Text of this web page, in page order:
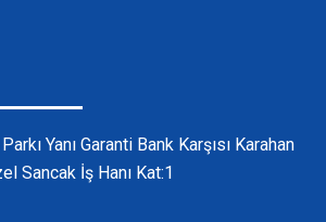
Yanı Garanti Bank Karşısı Karahan
Sancak İş Hanı Kat:1